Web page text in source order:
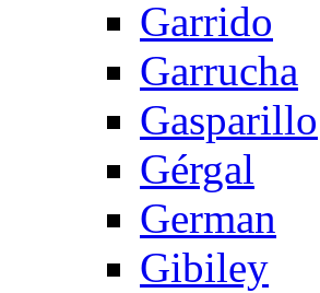
Garrido
Garrucha
Gasparillo
Gérgal
German
Gibiley